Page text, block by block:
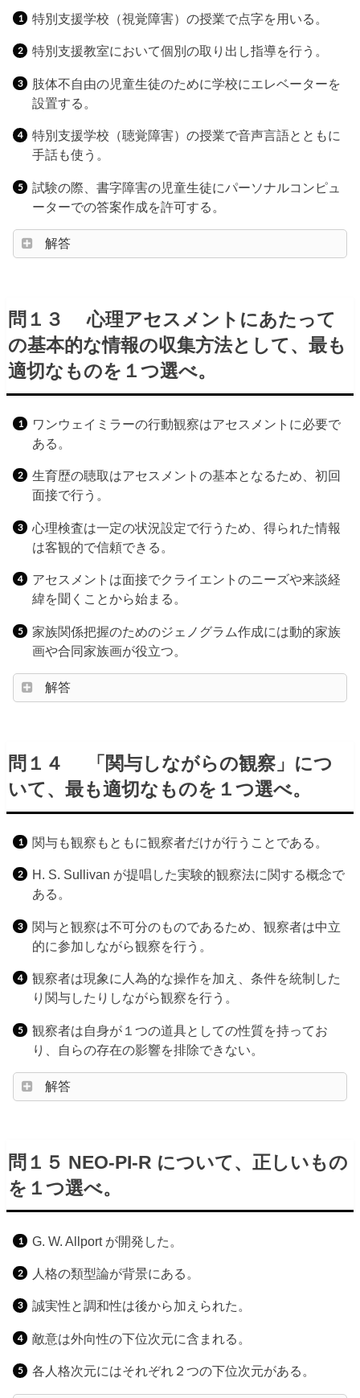
特別支援学校（視覚障害）の授業で点字を用いる。
特別支援教室において個別の取り出し指導を行う。
肢体不自由の児童生徒のために学校にエレベーターを
設置する。
特別支援学校（聴覚障害）の授業で音声言語とともに
手話も使う。
試験の際、書字障害の児童生徒にパーソナルコンピュ
ーターでの答案作成を許可する。
解答
問１３ 心理アセスメントにあたって
の基本的な情報の収集方法として、最も
適切なものを１つ選べ。
ワンウェイミラーの行動観察はアセスメントに必要で
ある。
生育歴の聴取はアセスメントの基本となるため、初回
面接で行う。
心理検査は一定の状況設定で行うため、得られた情報
は客観的で信頼できる。
アセスメントは面接でクライエントのニーズや来談経
緯を聞くことから始まる。
家族関係把握のためのジェノグラム作成には動的家族
画や合同家族画が役立つ。
解答
問１４ 「関与しながらの観察」につ
いて、最も適切なものを１つ選べ。
関与も観察もともに観察者だけが行うことである。
H. S. Sullivan が提唱した実験的観察法に関する概念で
ある。
関与と観察は不可分のものであるため、観察者は中立
的に参加しながら観察を行う。
観察者は現象に人為的な操作を加え、条件を統制した
り関与したりしながら観察を行う。
観察者は自身が１つの道具としての性質を持ってお
り、自らの存在の影響を排除できない。
解答
問１５ NEO-PI-R について、正しいもの
を１つ選べ。
G. W. Allport が開発した。
人格の類型論が背景にある。
誠実性と調和性は後から加えられた。
敵意は外向性の下位次元に含まれる。
各人格次元にはそれぞれ２つの下位次元がある。